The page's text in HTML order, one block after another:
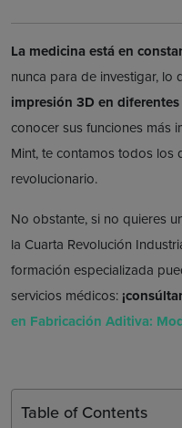
La medicina está en
nunca para de investigar, lo
impresión 3D en
conocer sus funciones más
Mint, te contamos todos los
revolucionario.
No obstante, si no quieres
la Cuarta Revolución
formación especializada
servicios médicos:
en Fabricación Aditiva:
Table of Contents